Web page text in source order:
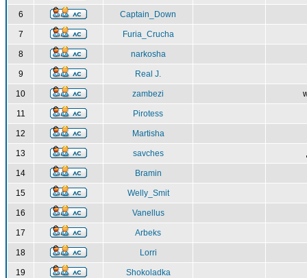
6 Captain_Down
7 Furia_Crucha
8 narkosha
9 Real J.
10 zambezi
11 Pirotess
12 Martisha
13 savches
14 Bramin
15 Welly_Smit
16 Vanellus
17 Arbeks
18 Lorri
19 Shokoladka